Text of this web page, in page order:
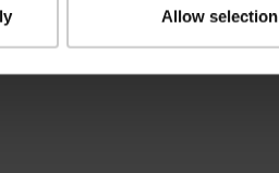
Allow selection